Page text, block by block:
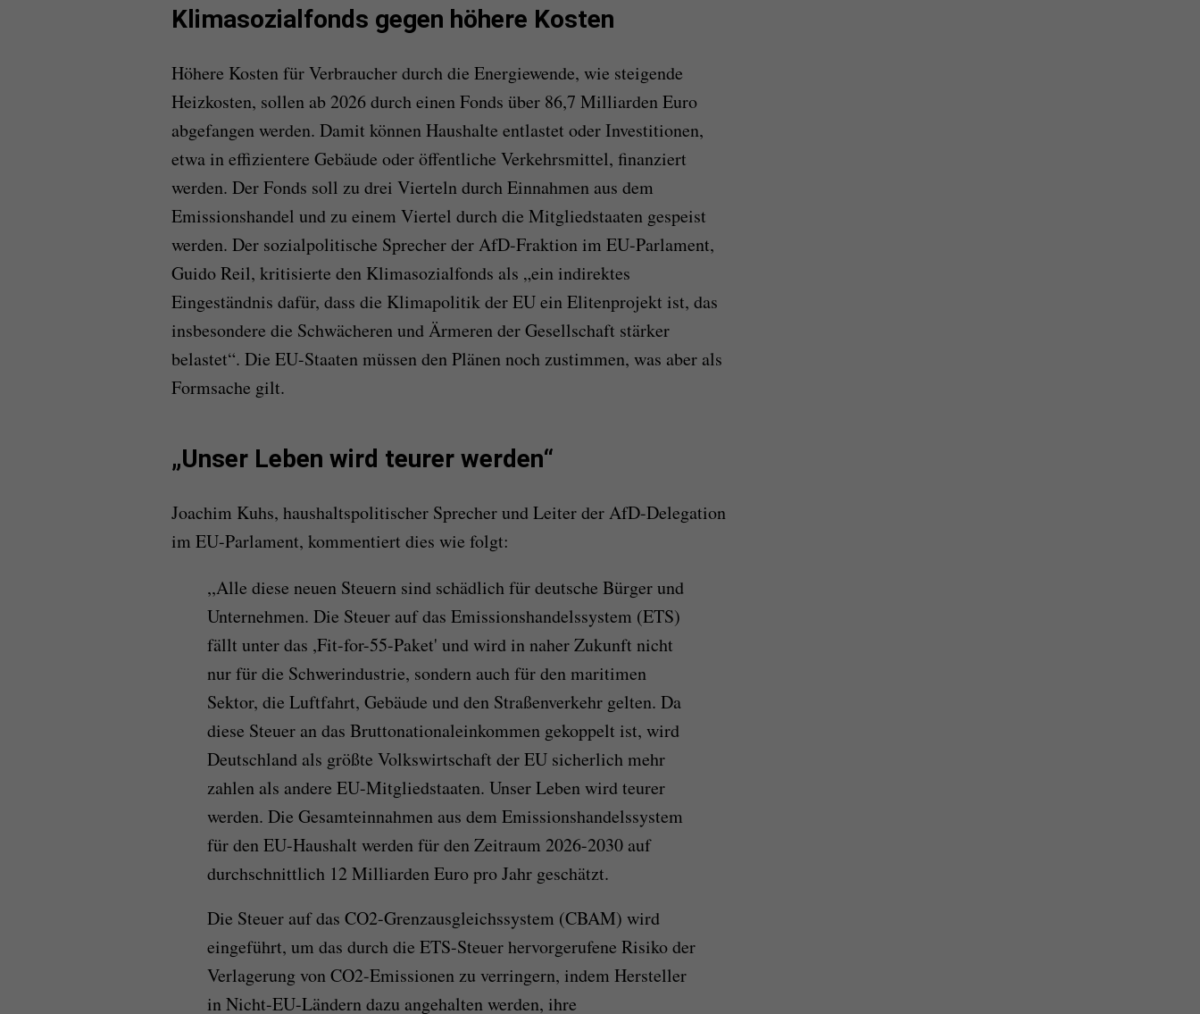
Klimasozialfonds gegen höhere Kosten
Höhere Kosten für Verbraucher durch die Energiewende, wie steigende
Heizkosten, sollen ab 2026 durch einen Fonds über 86,7 Milliarden Euro
abgefangen werden. Damit können Haushalte entlastet oder Investitionen,
etwa in effizientere Gebäude oder öffentliche Verkehrsmittel, finanziert
werden. Der Fonds soll zu drei Vierteln durch Einnahmen aus dem
Emissionshandel und zu einem Viertel durch die Mitgliedstaaten gespeist
werden. Der sozialpolitische Sprecher der AfD-Fraktion im EU-Parlament,
Guido Reil, kritisierte den Klimasozialfonds als „ein indirektes
Eingeständnis dafür, dass die Klimapolitik der EU ein Elitenprojekt ist, das
insbesondere die Schwächeren und Ärmeren der Gesellschaft stärker
belastet“. Die EU-Staaten müssen den Plänen noch zustimmen, was aber als
Formsache gilt.
„Unser Leben wird teurer werden“
Joachim Kuhs, haushaltspolitischer Sprecher und Leiter der AfD-Delegation
im EU-Parlament, kommentiert dies wie folgt:
,,Alle diese neuen Steuern sind schädlich für deutsche Bürger und
Unternehmen. Die Steuer auf das Emissionshandelssystem (ETS)
fällt unter das ,Fit-for-55-Paket' und wird in naher Zukunft nicht
nur für die Schwerindustrie, sondern auch für den maritimen
Sektor, die Luftfahrt, Gebäude und den Straßenverkehr gelten. Da
diese Steuer an das Bruttonationaleinkommen gekoppelt ist, wird
Deutschland als größte Volkswirtschaft der EU sicherlich mehr
zahlen als andere EU-Mitgliedstaaten. Unser Leben wird teurer
werden. Die Gesamteinnahmen aus dem Emissionshandelssystem
für den EU-Haushalt werden für den Zeitraum 2026-2030 auf
durchschnittlich 12 Milliarden Euro pro Jahr geschätzt.
Die Steuer auf das CO2-Grenzausgleichssystem (CBAM) wird
eingeführt, um das durch die ETS-Steuer hervorgerufene Risiko der
Verlagerung von CO2-Emissionen zu verringern, indem Hersteller
in Nicht-EU-Ländern dazu angehalten werden, ihre